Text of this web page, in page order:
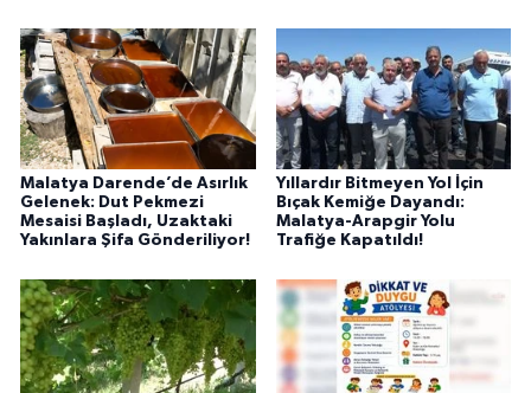
Malatya Darende’de Asırlık
Gelenek: Dut Pekmezi
Mesaisi Başladı, Uzaktaki
Yakınlara Şifa Gönderiliyor!
Yıllardır Bitmeyen Yol İçin
Bıçak Kemiğe Dayandı:
Malatya-Arapgir Yolu
Trafiğe Kapatıldı!